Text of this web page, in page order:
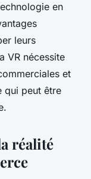
en
leurs
VR nécessite
et
qui peut être
réalité